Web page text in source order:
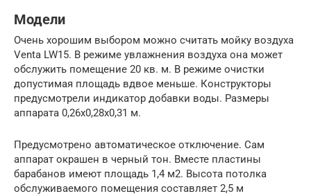
Модели
Очень хорошим выбором можно считать мойку воздуха
Venta LW15. В режиме увлажнения воздуха она может
обслужить помещение 20 кв. м. В режиме очистки
допустимая площадь вдвое меньше. Конструкторы
предусмотрели индикатор добавки воды. Размеры
аппарата 0,26х0,28х0,31 м.
Предусмотрено автоматическое отключение. Сам
аппарат окрашен в черный тон. Вместе пластины
барабанов имеют площадь 1,4 м2. Высота потолка
обслуживаемого помещения составляет 2,5 м